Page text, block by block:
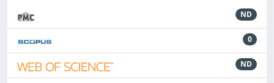
ND
0
ND